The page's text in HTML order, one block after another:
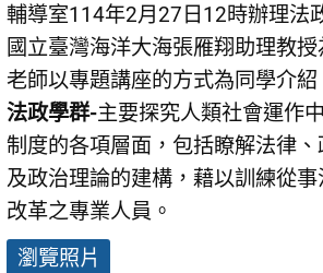
輔導室114年2月27日12時辦理法
國立臺灣海洋大海張雁翔助理教
老師以專題講座的方式為同學介紹
法政學群-主要探究人類社會運作
制度的各項層面，包括瞭解法律
及政治理論的建構，藉以訓練從
改革之專業人員。
瀏覽照片